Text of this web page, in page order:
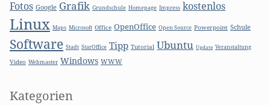
Fotos Google Grafik Grundschule Homepage Impress kostenlos
Linux Maps Microsoft Office OpenOffice Open Source Powerpoint Schule
Software Stadt StarOffice Tipp Tutorial Ubuntu Update Veranstaltung
Video Webmaster Windows WWW
Kategorien